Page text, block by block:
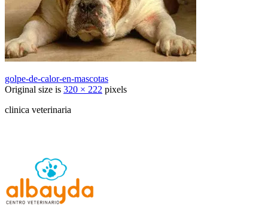
golpe-de-calor-en-mascotas
Original size is 320 × 222 pixels
clinica veterinaria